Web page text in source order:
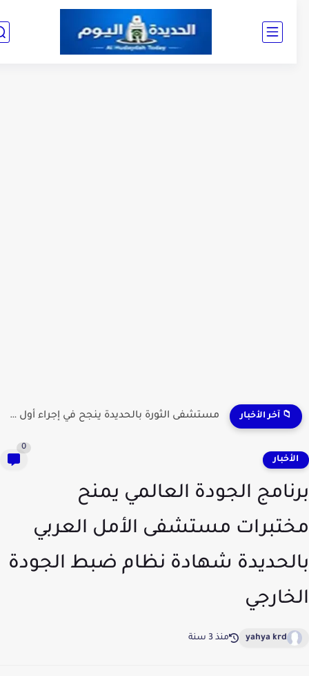
📁 آخر الأخبار مستشفى الثورة بالحديدة ينجح في إجراء أول عملية لاستئصال...
الجودة العالمي يمنح
مستشفى الأمل العربي
شهادة نظام ضبط الجودة
yahya krd منذ 3 سنة